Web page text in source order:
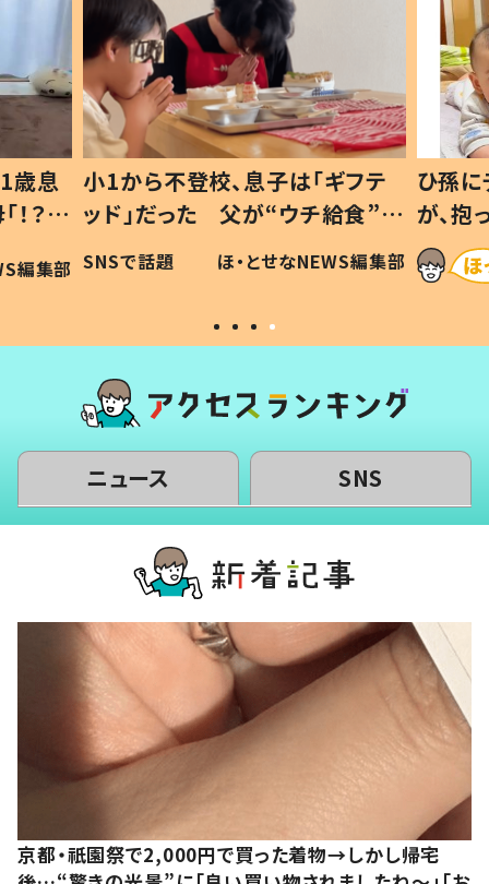
歳息
？」
編集部
小1から不登校、息子は「ギフテ
ッド」だった 父が“ウチ給食”を
作り続ける理由とは #令和の親
#令和の子
SNSで話題 ほ・とせなNEWS編集部
ひ孫
が、
「涙が
い」
ニュース SNS
京都・祇園祭で2,000円で買った着物→しかし帰宅